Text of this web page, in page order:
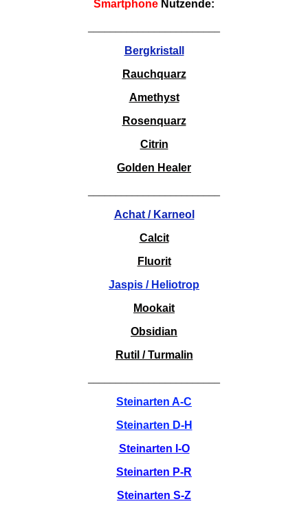
Smartphone Nutzende:
Bergkristall
Rauchquarz
Amethyst
Rosenquarz
Citrin
Golden Healer
Achat / Karneol
Calcit
Fluorit
Jaspis / Heliotrop
Mookait
Obsidian
Rutil / Turmalin
Steinarten A-C
Steinarten D-H
Steinarten I-O
Steinarten P-R
Steinarten S-Z